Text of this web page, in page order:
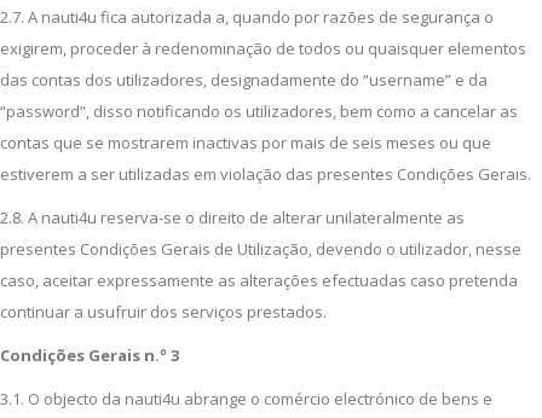
2.7. A nauti4u fica autorizada a, quando por razões de segurança o
exigirem, proceder à redenominação de todos ou quaisquer elementos
das contas dos utilizadores, designadamente do “username” e da
“password”, disso notificando os utilizadores, bem como a cancelar as
contas que se mostrarem inactivas por mais de seis meses ou que
estiverem a ser utilizadas em violação das presentes Condições Gerais.
2.8. A nauti4u reserva-se o direito de alterar unilateralmente as
presentes Condições Gerais de Utilização, devendo o utilizador, nesse
caso, aceitar expressamente as alterações efectuadas caso pretenda
continuar a usufruir dos serviços prestados.
Condições Gerais n.º 3
3.1. O objecto da nauti4u abrange o comércio electrónico de bens e